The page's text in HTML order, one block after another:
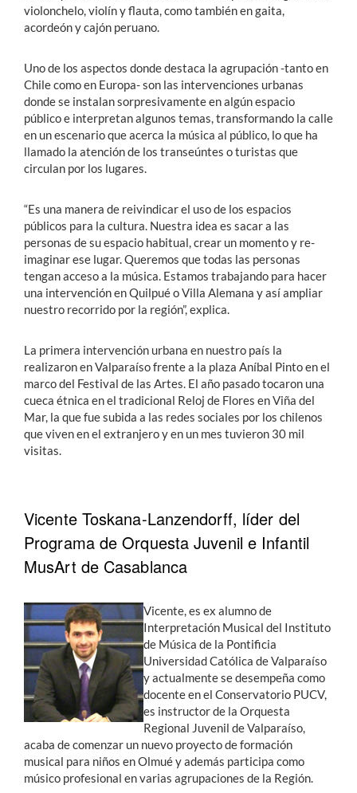
violonchelo, violín y flauta, como también en gaita,
acordeón y cajón peruano.
Uno de los aspectos donde destaca la agrupación -tanto en
Chile como en Europa- son las intervenciones urbanas
donde se instalan sorpresivamente en algún espacio
público e interpretan algunos temas, transformando la calle
en un escenario que acerca la música al público, lo que ha
llamado la atención de los transeúntes o turistas que
circulan por los lugares.
“Es una manera de reivindicar el uso de los espacios
públicos para la cultura. Nuestra idea es sacar a las
personas de su espacio habitual, crear un momento y re-
imaginar ese lugar. Queremos que todas las personas
tengan acceso a la música. Estamos trabajando para hacer
una intervención en Quilpué o Villa Alemana y así ampliar
nuestro recorrido por la región”, explica.
La primera intervención urbana en nuestro país la
realizaron en Valparaíso frente a la plaza Aníbal Pinto en el
marco del Festival de las Artes. El año pasado tocaron una
cueca étnica en el tradicional Reloj de Flores en Viña del
Mar, la que fue subida a las redes sociales por los chilenos
que viven en el extranjero y en un mes tuvieron 30 mil
visitas.
Vicente Toskana-Lanzendorff, líder del
Programa de Orquesta Juvenil e Infantil
MusArt de Casablanca
Vicente, es ex alumno de
Interpretación Musical del Instituto
de Música de la Pontificia
Universidad Católica de Valparaíso
y actualmente se desempeña como
docente en el Conservatorio PUCV,
es instructor de la Orquesta
Regional Juvenil de Valparaíso,
acaba de comenzar un nuevo proyecto de formación
musical para niños en Olmué y además participa como
músico profesional en varias agrupaciones de la Región.